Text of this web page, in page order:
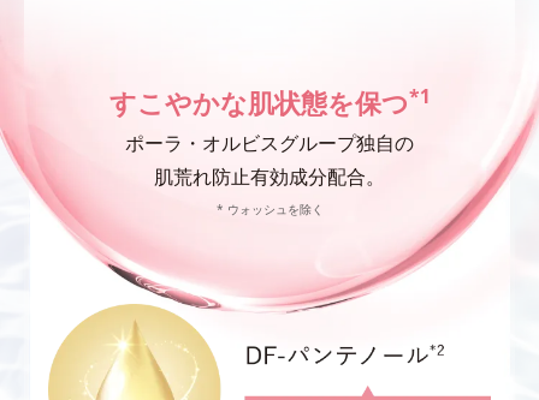
すこやかな肌状態を保つ*1
ポーラ・オルビスグループ独自の
肌荒れ防止有効成分配合。
* ウォッシュを除く